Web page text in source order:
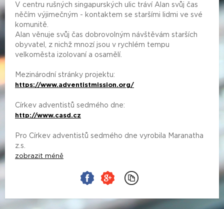
V centru rušných singapurských ulic tráví Alan svůj čas
něčím výjimečným - kontaktem se staršími lidmi ve své
komunitě.
Alan věnuje svůj čas dobrovolným návštěvám starších
obyvatel, z nichž mnozí jsou v rychlém tempu
velkoměsta izolovaní a osamělí.
Mezinárodní stránky projektu:
https://www.adventistmission.org/
Církev adventistů sedmého dne:
http://www.casd.cz
Pro Církev adventistů sedmého dne vyrobila Maranatha
z.s.
zobrazit méně